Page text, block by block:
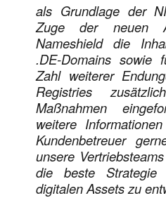
als Grundlage der
Zuge der neuen
Nameshield die
.DE-Domains sowie
Zahl weiterer
Registries
Maßnahmen
weitere
Kundenbetreuer
unsere
die beste
digitalen Assets zu